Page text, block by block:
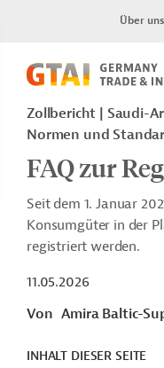
Über uns
Zollbericht Saudi-
Normen und
FAQ zur
Seit dem 1. Januar
Konsumgüter in der
registriert werden.
11.05.2026
Von Amira Baltic-
INHALT DIESER SEITE